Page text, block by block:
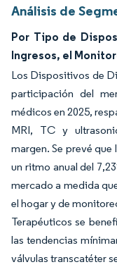
Análisis de
Por Tipo de
Ingresos, el
Los Dispositivos de
participación del
médicos en 2025,
MRI, TC y
margen. Se prevé
un ritmo anual del
mercado a medida
el hogar y de
Terapéuticos se
las tendencias
válvulas transcatéter